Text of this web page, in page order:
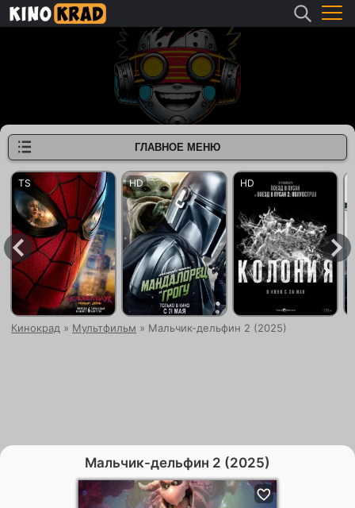
Кинокрад » Мультфильм » Мальчик-дельфин 2 (2025)
Мальчик-дельфин 2 (2025)
ГЛАВНОЕ МЕНЮ